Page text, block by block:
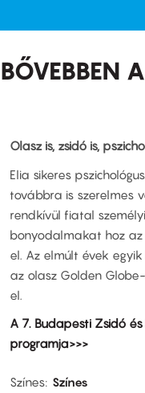
BŐVEBBEN
Olasz is, zsidó is,
Elia sikeres
továbbra is szerelmes
rendkívül fiatal
bonyodalmakat hoz
el. Az elmúlt évek
az olasz Golden
el.
A 7. Budapesti Zsidó
programja>>>
Színes Színes